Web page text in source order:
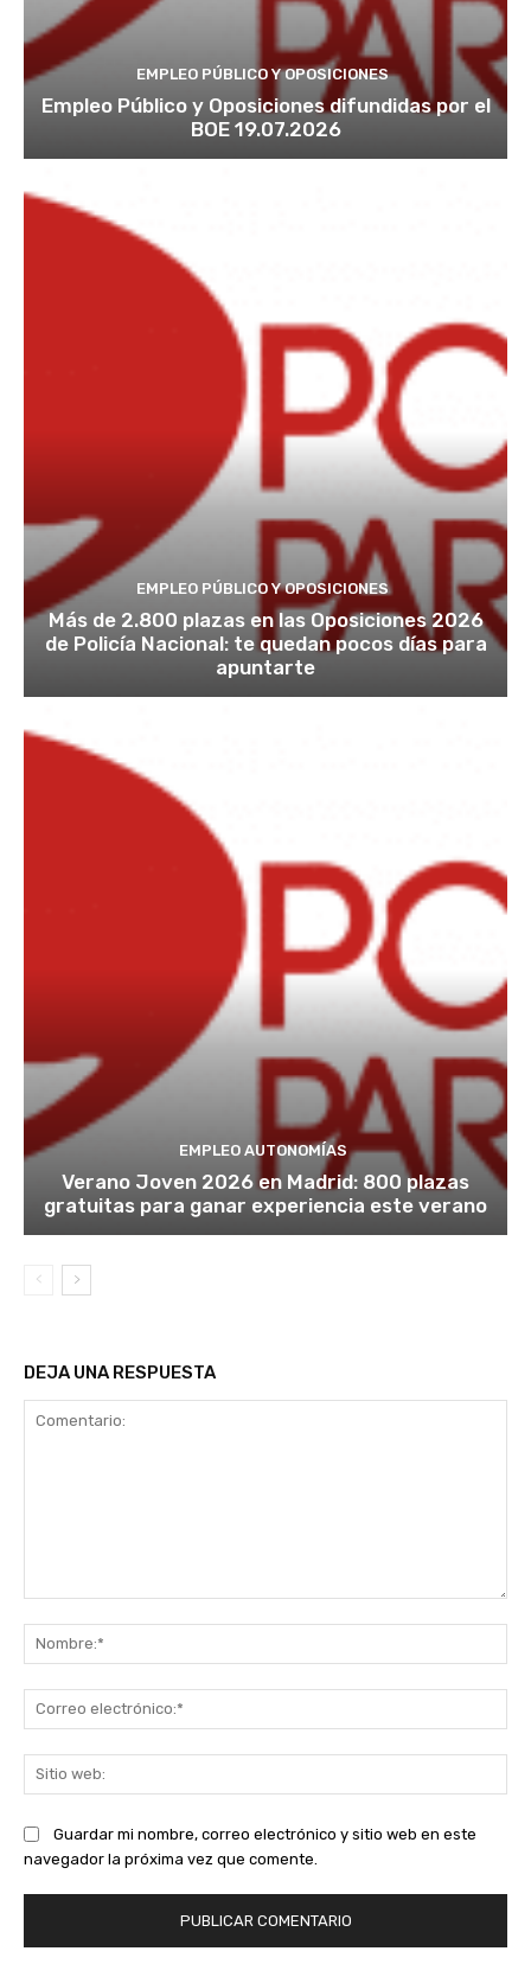
EMPLEO PÚBLICO Y OPOSICIONES
Empleo Público y Oposiciones difundidas por el
BOE 19.07.2026
EMPLEO PÚBLICO Y OPOSICIONES
Más de 2.800 plazas en las Oposiciones 2026
de Policía Nacional: te quedan pocos días para
apuntarte
EMPLEO AUTONOMÍAS
Verano Joven 2026 en Madrid: 800 plazas
gratuitas para ganar experiencia este verano
DEJA UNA RESPUESTA
Guardar mi nombre, correo electrónico y sitio web en este
navegador la próxima vez que comente.